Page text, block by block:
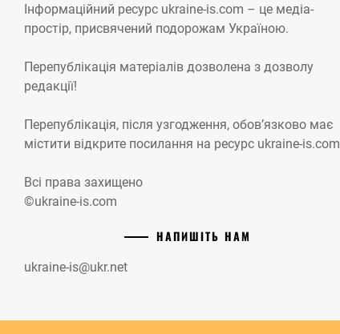
Інформаційний ресурс ukraine-is.com – це медіа-
простір, присвячений подорожам Україною.
Перепублікація матеріалів дозволена з дозволу
редакції!
Перепублікація, після узгодження, обов’язково має
містити відкрите посилання на ресурс ukraine-is.com
Всі права захищено
©ukraine-is.com
НАПИШІТЬ НАМ
ukraine-is@ukr.net